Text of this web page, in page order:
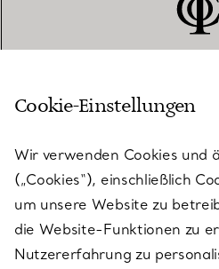
KUNDENSERVICE
SERVICES
ÜBER TIFFANY & CO.
Cookie-Einstellungen
Wir verwenden Cookies und
(„Cookies“), einschließlich
um unsere Website zu
die Website-Funktionen zu
Nutzererfahrung zu